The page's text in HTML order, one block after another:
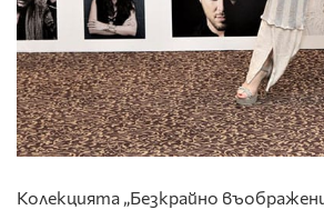
Колекцията „Безкрайно